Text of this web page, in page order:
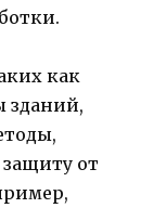
как
зданий,
от